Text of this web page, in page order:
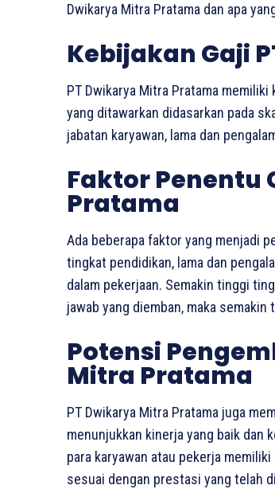
Dwikarya Mitra Pratama dan apa
Kebijakan Gaji
PT Dwikarya Mitra Pratama
yang ditawarkan didasarkan pada
jabatan karyawan, lama dan
Faktor Penentu
Pratama
Ada beberapa faktor yang menjadi
tingkat pendidikan, lama dan
dalam pekerjaan. Semakin tinggi
jawab yang diemban, maka
Potensi
Mitra Pratama
PT Dwikarya Mitra Pratama juga
menunjukkan kinerja yang baik dan
para karyawan atau pekerja
sesuai dengan prestasi yang telah